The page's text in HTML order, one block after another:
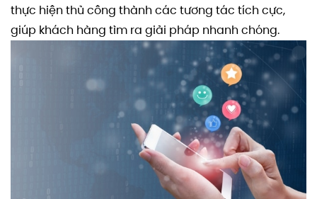
thực hiện thủ công thành các tương tác tích cực,
giúp khách hàng tìm ra giải pháp nhanh chóng.